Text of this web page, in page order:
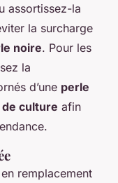
assortissez-la
la surcharge
noire. Pour les
la
d’une perle
culture afin
en remplacement